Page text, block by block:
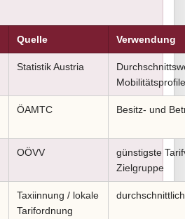
Quelle Verwendung
Statistik Austria
Mobilitätsprofile
ÖAMTC Besitz- und
OÖVV
günstigste
Zielgruppe
Taxiinnung / lokale
Tarifordnung